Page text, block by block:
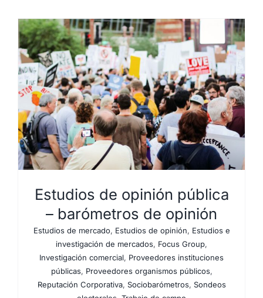
Estudios de opinión pública
– barómetros de opinión
Estudios de mercado, Estudios de opinión, Estudios e
investigación de mercados, Focus Group,
Investigación comercial, Proveedores instituciones
públicas, Proveedores organismos públicos,
Reputación Corporativa, Sociobarómetros, Sondeos